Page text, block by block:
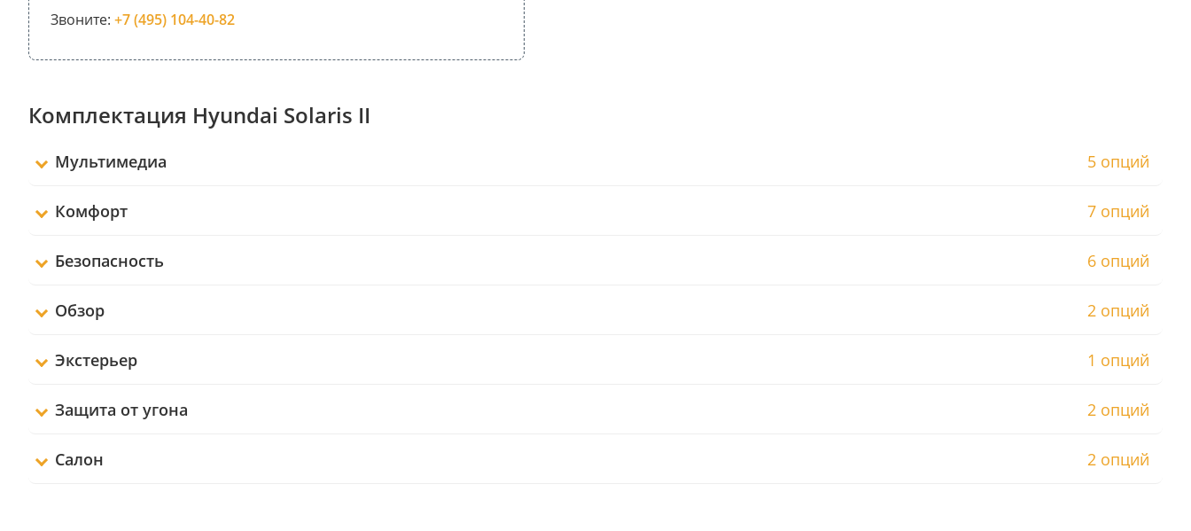
Звоните: +7 (495) 104-40-82
Комплектация Hyundai Solaris II
Мультимедиа 5 опций
Комфорт 7 опций
Безопасность 6 опций
Обзор 2 опций
Экстерьер 1 опций
Защита от угона 2 опций
Салон 2 опций